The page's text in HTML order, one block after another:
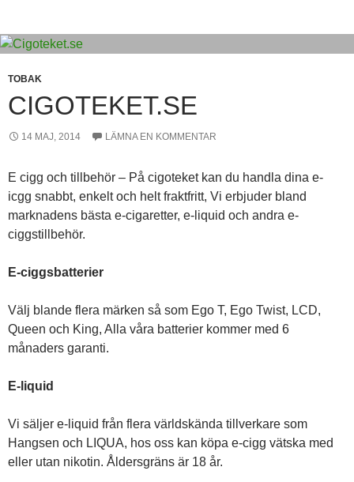
TOBAK
CIGOTEKET.SE
14 MAJ, 2014 LÄMNA EN KOMMENTAR
E cigg och tillbehör – På cigoteket kan du handla dina e-
icgg snabbt, enkelt och helt fraktfritt, Vi erbjuder bland
marknadens bästa e-cigaretter, e-liquid och andra e-
ciggstillbehör.
E-ciggsbatterier
Välj blande flera märken så som Ego T, Ego Twist, LCD,
Queen och King, Alla våra batterier kommer med 6
månaders garanti.
E-liquid
Vi säljer e-liquid från flera världskända tillverkare som
Hangsen och LIQUA, hos oss kan köpa e-cigg vätska med
eller utan nikotin. Åldersgräns är 18 år.